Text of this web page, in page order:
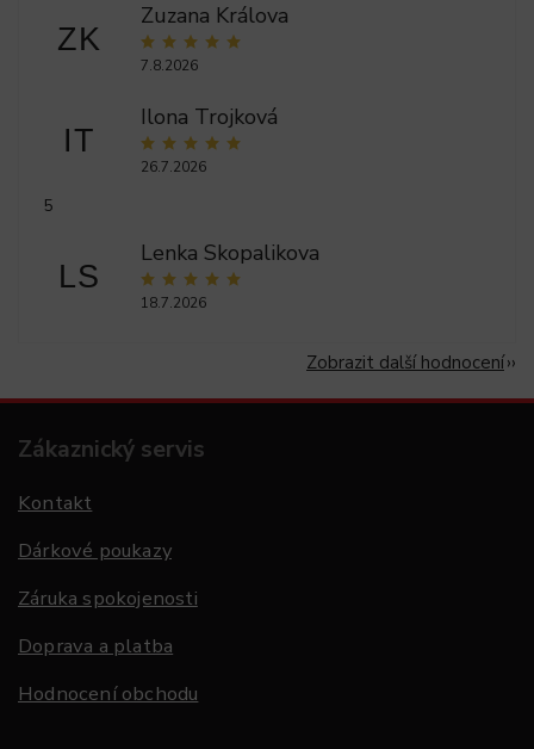
ZK
Zuzana Králova
7.8.2026
IT
Ilona Trojková
26.7.2026
5
LS
Lenka Skopalikova
18.7.2026
Zobrazit další hodnocení
Zákaznický servis
Kontakt
Dárkové poukazy
Záruka spokojenosti
Doprava a platba
Hodnocení obchodu